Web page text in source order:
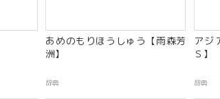
あめのもりほうしゅう【雨森芳
洲】
辞典
アジ
Ｓ】
辞典